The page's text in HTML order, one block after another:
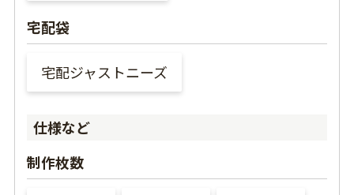
宅配袋
宅配ジャストニーズ
仕様など
制作枚数